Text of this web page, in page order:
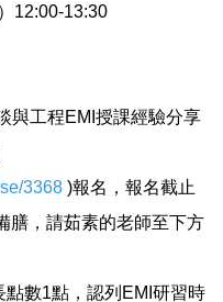
12:00-13:30
與工程EMI授課經驗分享
3368 )報名，報名截止
膳，請茹素的老師至下方
數1點，認列EMI研習時